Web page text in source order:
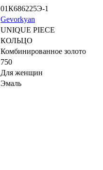
01К686225Э-1
Gevorkyan
UNIQUE PIECE
КОЛЬЦО
Комбинированное золото
750
Для женщин
Эмаль